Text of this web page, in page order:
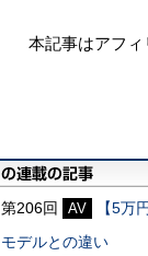
本記事はアフ
第206回 AV
【5万
モデルとの違い